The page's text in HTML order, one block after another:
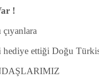
!
çıyanlara
hediye ettiği Doğu